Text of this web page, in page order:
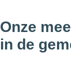
Onze
in de